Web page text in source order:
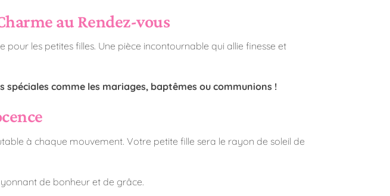
au Rendez-vous
les petites filles. Une pièce incontournable qui allie finesse et
comme les mariages, baptêmes ou communions !
à chaque mouvement. Votre petite fille sera le rayon de soleil de
de bonheur et de grâce.